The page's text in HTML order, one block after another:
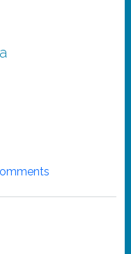
"Aurten LH5ean egin